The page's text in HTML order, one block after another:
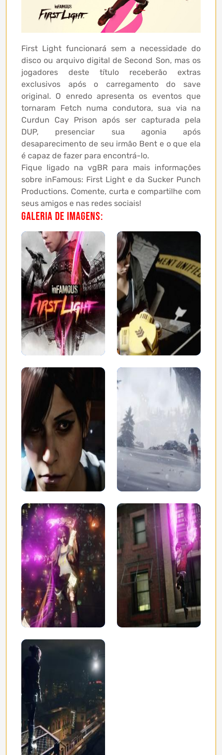
First Light funcionará sem a necessidade do
disco ou arquivo digital de Second Son, mas os
jogadores deste título receberão extras
exclusivos após o carregamento do save
original. O enredo apresenta os eventos que
tornaram Fetch numa condutora, sua via na
Curdun Cay Prison após ser capturada pela
DUP, presenciar sua agonia após
desaparecimento de seu irmão Bent e o que ela
é capaz de fazer para encontrá-lo.
Fique ligado na vgBR para mais informações
sobre inFamous: First Light e da Sucker Punch
Productions. Comente, curta e compartilhe com
seus amigos e nas redes sociais!
Galeria de imagens: